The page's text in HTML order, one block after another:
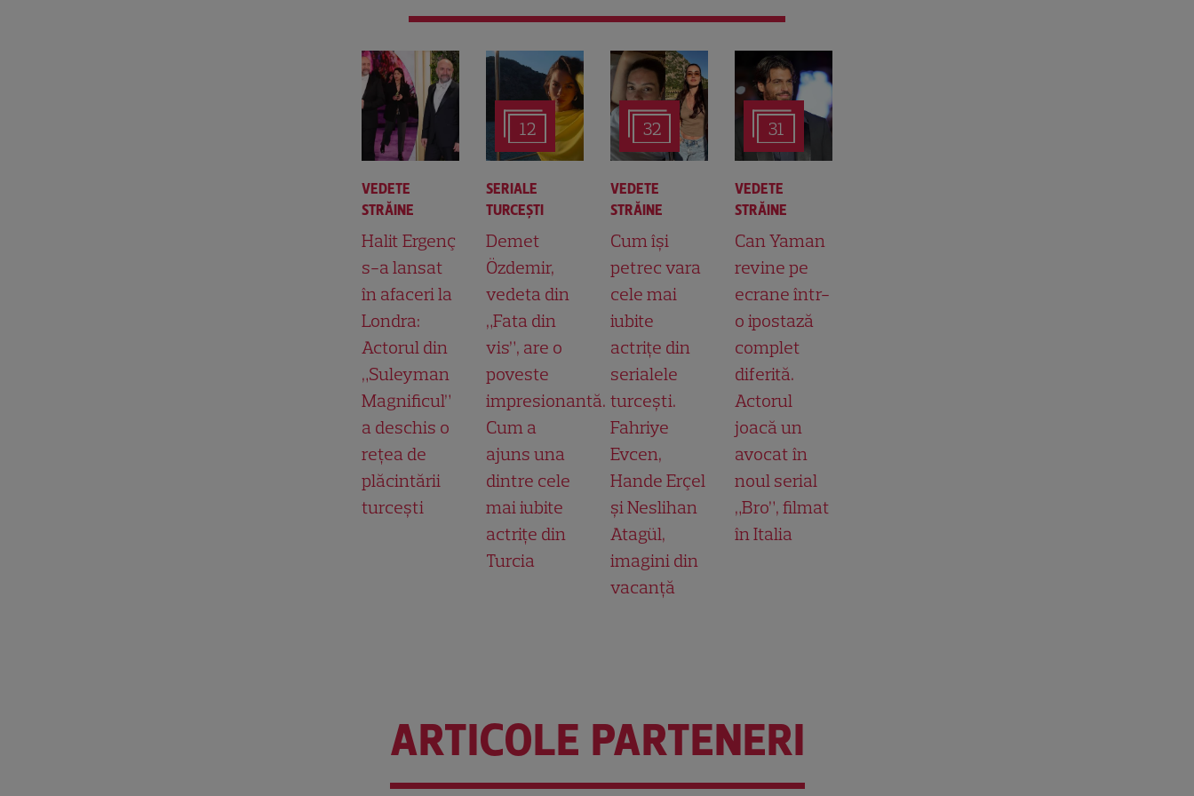
VEDETE
STRĂINE
Halit Ergenç
s-a lansat
în afaceri la
Londra:
Actorul din
„Suleyman
Magnificul”
a deschis o
rețea de
plăcintării
turcești
12
SERIALE
TURCEŞTI
Demet
Özdemir,
vedeta din
„Fata din
vis”, are o
poveste
impresionantă.
Cum a
ajuns una
dintre cele
mai iubite
actrițe din
Turcia
32
VEDETE
STRĂINE
Cum își
petrec vara
cele mai
iubite
actrițe din
serialele
turcești.
Fahriye
Evcen,
Hande Erçel
și Neslihan
Atagül,
imagini din
vacanță
31
VEDETE
STRĂINE
Can Yaman
revine pe
ecrane într-
o ipostază
complet
diferită.
Actorul
joacă un
avocat în
noul serial
„Bro”, filmat
în Italia
ARTICOLE PARTENERI